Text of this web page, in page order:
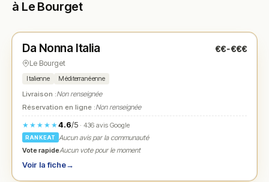
à Le Bourget
★ N° 1
Da Nonna Italia €€-€€€
Le Bourget
Italienne Méditerranéenne
Livraison :Non renseignée
Réservation en ligne :Non renseignée
★★★★★4.6/5· 436 avis Google
RANKEAT
Aucun avis par la communauté
Vote rapideAucun vote pour le moment
Voir la fiche→